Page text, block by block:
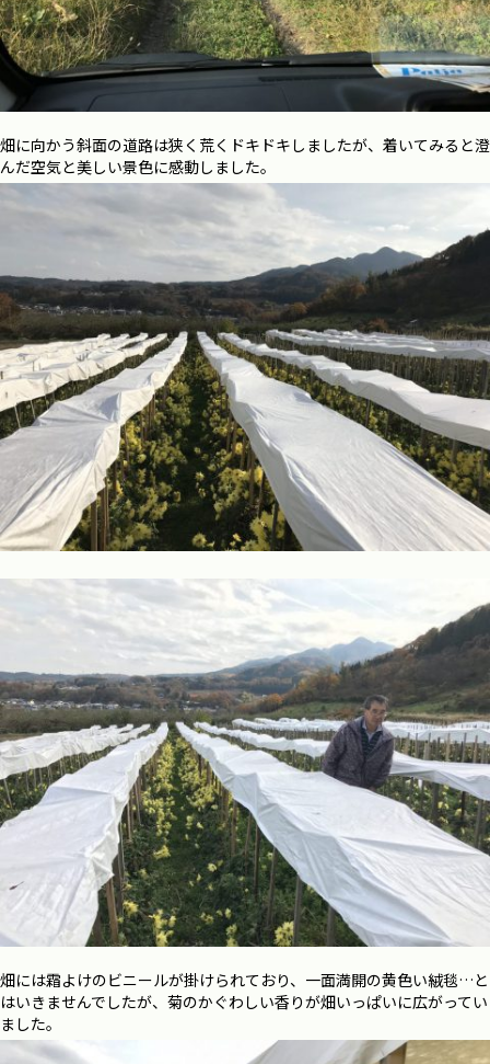
畑に向かう斜面の道路は狭く荒くドキドキしましたが、着いてみると澄
んだ空気と美しい景色に感動しました。
畑には霜よけのビニールが掛けられており、一面満開の黄色い絨毯…と
はいきませんでしたが、菊のかぐわしい香りが畑いっぱいに広がってい
ました。